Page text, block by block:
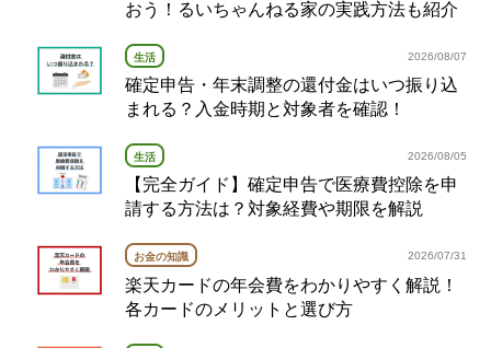
おう！るいちゃんねる家の実践方法も紹介
生活 2026/08/07
確定申告・年末調整の還付金はいつ振り込
まれる？入金時期と対象者を確認！
生活 2026/08/05
【完全ガイド】確定申告で医療費控除を申
請する方法は？対象経費や期限を解説
お金の知識 2026/07/31
楽天カードの年会費をわかりやすく解説！
各カードのメリットと選び方